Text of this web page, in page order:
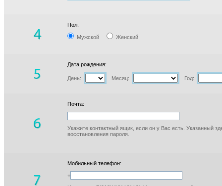
Пол:
Мужской Женский
Дата рождения:
День: Месяц: Год:
Почта:
Укажите контактный ящик, если он у Вас есть. Указанный
восстановления пароля.
Мобильный телефон:
+